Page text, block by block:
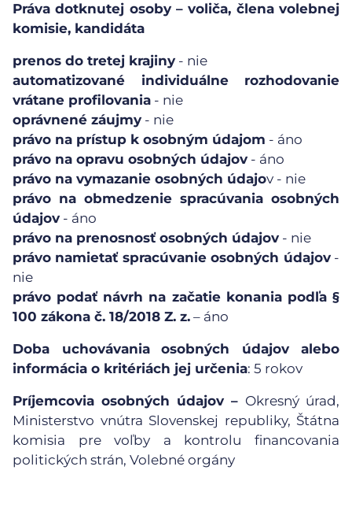
Práva dotknutej osoby – voliča, člena volebnej
komisie, kandidáta
prenos do tretej krajiny - nie
automatizované individuálne rozhodovanie
vrátane profilovania - nie
oprávnené záujmy - nie
právo na prístup k osobným údajom - áno
právo na opravu osobných údajov - áno
právo na vymazanie osobných údajov - nie
právo na obmedzenie spracúvania osobných
údajov - áno
právo na prenosnosť osobných údajov - nie
právo namietať spracúvanie osobných údajov-
nie
právo podať návrh na začatie konania podľa §
100 zákona č. 18/2018 Z. z. – áno
Doba uchovávania
osobných údajov alebo
informácia o kritériách jej určenia: 5 rokov
Príjemcovia osobných údajov – Okresný úrad,
Ministerstvo vnútra Slovenskej republiky, Štátna
komisia pre voľby a kontrolu financovania
politických strán, Volebné orgány